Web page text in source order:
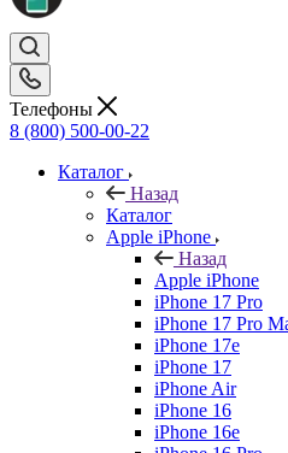
Телефоны
8 (800) 500-00-22
Каталог
Назад
Каталог
Apple iPhone
Назад
Apple iPhone
iPhone 17 Pro
iPhone 17 Pro
iPhone 17e
iPhone 17
iPhone Air
iPhone 16
iPhone 16e